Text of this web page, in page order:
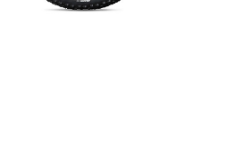
25% картой любого банка